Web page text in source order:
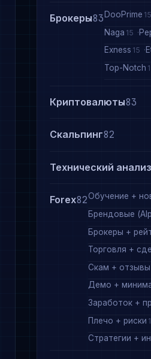
Брокеры83 DooPrime 15
Naga 15
Exness 15
Top-Notch
Криптовалюты83
Скальпинг82
Технический анализ
Forex82Обучение +
Брендовые
Брокеры +
Торговля +
Скам + отзывы
Демо +
Заработок +
Плечо + риски 1
Стратегии +